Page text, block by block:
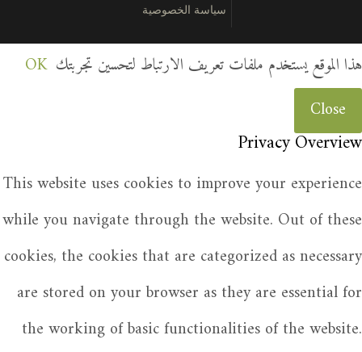
سياسة الخصوصية
هذا الموقع يستخدم ملفات تعريف الارتباط لتحسين تجربتك OK
Close
Privacy Overview
This website uses cookies to improve your experience
while you navigate through the website. Out of these
cookies, the cookies that are categorized as necessary
are stored on your browser as they are essential for
the working of basic functionalities of the website.